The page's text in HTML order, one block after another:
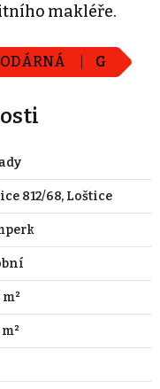
makléře.
G
812/68, Loštice